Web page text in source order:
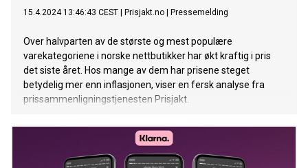
15.4.2024 13:46:43 CEST Prisjakt.no Pressemelding
Over halvparten av de største og mest populære
varekategoriene i norske nettbutikker har økt kraftig i pris
det siste året. Hos mange av dem har prisene steget
betydelig mer enn inflasjonen, viser en fersk analyse fra
prissammenligningstjenesten Prisjakt.